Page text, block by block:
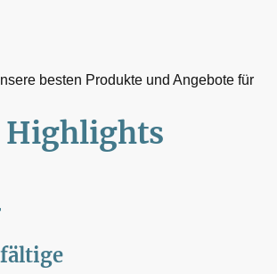
besten Produkte und Angebote für
Highlights